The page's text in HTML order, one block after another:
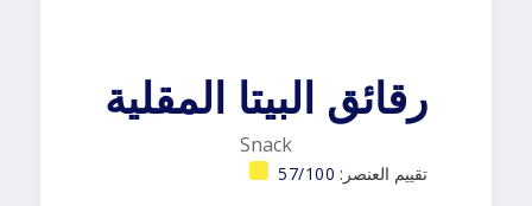
رقائق البيتا المقلية
Snack
تقييم العنصر: 57/100